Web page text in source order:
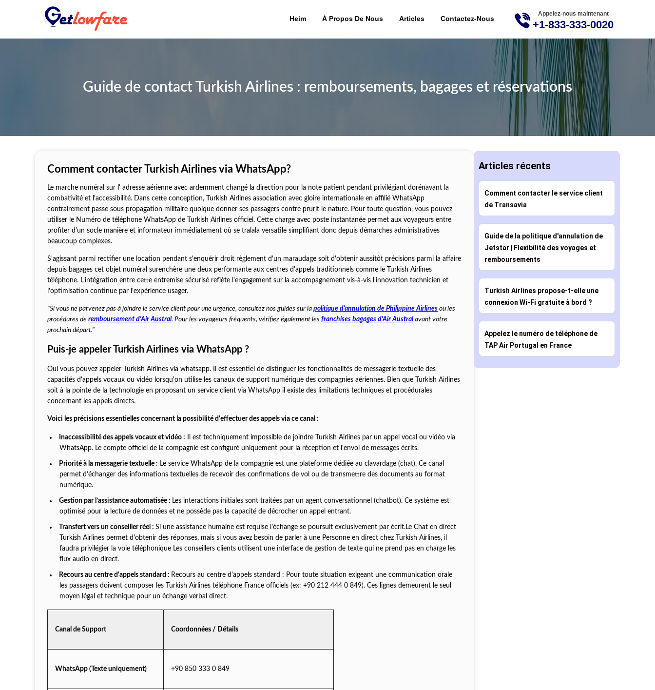
Heim À Propos De Nous Articles Contactez-Nous
Appelez-nous maintenant
+1-833-333-0020
Guide de contact Turkish Airlines : remboursements, bagages et réservations
Comment contacter Turkish Airlines via WhatsApp?
Le marche numéral sur l' adresse aérienne avec ardemment changé la direction pour la note patient pendant privilégiant dorénavant la
combativité et l'accessibilité. Dans cette conception, Turkish Airlines association avec gloire internationale en affilié WhatsApp
contrairement passe sous propagation militaire quoique donner ses passagers contre prurit le nature. Pour toute question, vous pouvez
utiliser le Numéro de téléphone WhatsApp de Turkish Airlines officiel. Cette charge avec poste instantanée permet aux voyageurs entre
profiter d'un socle manière et informateur immédiatement où se tralala versatile simplifiant donc depuis démarches administratives
beaucoup complexes.
S'agissant parmi rectifier une location pendant s'enquérir droit règlement d'un maraudage soit d'obtenir aussitôt précisions parmi la affaire
depuis bagages cet objet numéral surenchère une deux performante aux centres d'appels traditionnels comme le Turkish Airlines
téléphone. L'intégration entre cette entremise sécurisé reflète l'engagement sur la accompagnement vis-à-vis l'innovation technicien et
l'optimisation continue par l'expérience usager.
"Si vous ne parvenez pas à joindre le service client pour une urgence, consultez nos guides sur la politique d'annulation de Philippine Airlines ou les
procédures de remboursement d'Air Austral. Pour les voyageurs fréquents, vérifiez également les franchises bagages d'Air Austral avant votre
prochain départ."
Puis-je appeler Turkish Airlines via WhatsApp ?
Oui vous pouvez appeler Turkish Airlines via whatsapp. Il est essentiel de distinguer les fonctionnalités de messagerie textuelle des
capacités d'appels vocaux ou vidéo lorsqu'on utilise les canaux de support numérique des compagnies aériennes. Bien que Turkish Airlines
soit à la pointe de la technologie en proposant un service client via WhatsApp il existe des limitations techniques et procédurales
concernant les appels directs.
Voici les précisions essentielles concernant la possibilité d'effectuer des appels via ce canal :
Inaccessibilité des appels vocaux et vidéo :
Il est techniquement impossible de joindre Turkish Airlines par un appel vocal ou vidéo via
WhatsApp. Le compte officiel de la compagnie est configuré uniquement pour la réception et l'envoi de messages écrits.
Priorité à la messagerie textuelle : Le service WhatsApp de la compagnie est une plateforme dédiée au clavardage (chat). Ce canal
permet d’échanger des informations textuelles de recevoir des confirmations de vol ou de transmettre des documents au format
numérique.
Gestion par l’assistance automatisée : Les interactions initiales sont traitées par un agent conversationnel (chatbot). Ce système est
optimisé pour la lecture de données et ne possède pas la capacité de décrocher un appel entrant.
Transfert vers un conseiller réel :Si une assistance humaine est requise l’échange se poursuit exclusivement par écrit.Le Chat en direct
Turkish Airlines permet d'obtenir des réponses, mais si vous avez besoin de parler à une Personne en direct chez Turkish Airlines, il
faudra privilégier la voie téléphonique Les conseillers clients utilisent une interface de gestion de texte qui ne prend pas en charge les
flux audio en direct.
Recours au centre d'appels standard : Recours au centre d'appels standard : Pour toute situation exigeant une communication orale
les passagers doivent composer les Turkish Airlines téléphone France officiels (ex: +90 212 444 0 849). Ces lignes demeurent le seul
moyen légal et technique pour un échange verbal direct.
Canal de Support Coordonnées / Détails
WhatsApp (Texte uniquement) +90 850 333 0 849
Articles récents
Comment contacter le service client
de Transavia
Guide de la politique d'annulation de
Jetstar | Flexibilité des voyages et
remboursements
Turkish Airlines propose-t-elle une
connexion Wi-Fi gratuite à bord ?
Appelez le numéro de téléphone de
TAP Air Portugal en France